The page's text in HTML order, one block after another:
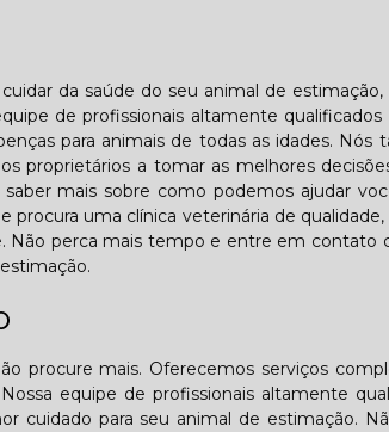
da saúde do seu animal de estimação,
de profissionais altamente qualificados
para animais de todas as idades. Nós
proprietários a tomar as melhores
mais sobre como podemos ajudar
procura uma clínica veterinária de
Não perca mais tempo e entre em contato
procure mais. Oferecemos serviços
equipe de profissionais altamente
cuidado para seu animal de estimação.